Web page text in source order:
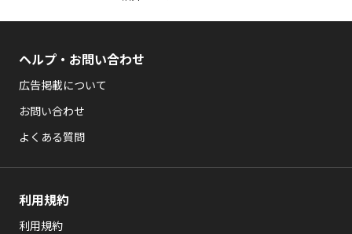
ヘルプ・お問い合わせ
広告掲載について
お問い合わせ
よくある質問
利用規約
利用規約